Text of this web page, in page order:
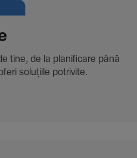
tine, de la plani­fi­care până
solu­țiile potri­vite.